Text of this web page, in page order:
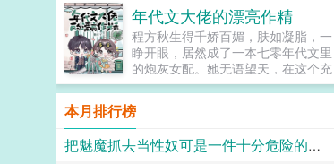
的一般，但我改得还行吧？系统你知
道什么叫边缘角色吗？人气大爆角色
算什么边缘角色啊！！！TIPS12100
存稿箱吐章节，偶尔抽空改错字2警
惕祖哥感情牌，他是个狠人3wb短不
拉揪，随机掉落祖哥CG4论坛都会标
注发言时间，精确到秒，有用5是想
简单尝试各种题材的产物，专栏预收
有各个题材，收收菜呗w...
着几面旗子，对着床头摇旗呐...
年代文大佬的漂亮作精
程方秋生得千娇百媚，肤如凝脂，一
睁开眼，居然成了一本七零年代文里
的炮灰女配。她无语望天，在这个充
满限制的时代，她只想当条咸鱼，拿
着便宜老公的丰厚工资买买买，顺便
再好好享受宽肩窄腰，冷峻帅气...
本月排行榜
把魅魔抓去当性奴可是一件十分危险的事情呢~